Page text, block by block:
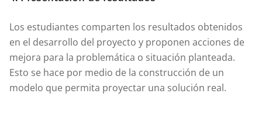
Los estudiantes comparten los resultados obtenidos
en el desarrollo del proyecto y proponen acciones de
mejora para la problemática o situación planteada.
Esto se hace por medio de la construcción de un
modelo que permita proyectar una solución real.